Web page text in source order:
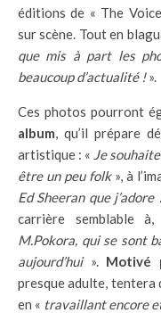
éditions de « The
sur scène. Tout en
que mis à part les
beaucoup d’actualité !».
Ces photos pourront
album, qu’il prépare
artistique : « Je
être un peu folk», à
Ed Sheeran que j’adore
carrière semblable
M.Pokora, qui se sont
aujourd’hui ». Motivé
presque adulte, tentera
en « travaillant encore